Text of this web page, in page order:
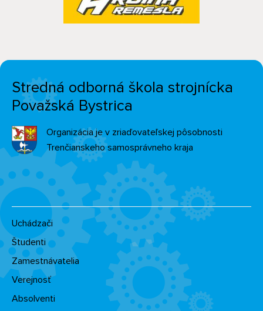
Stredná odborná škola strojnícka
Považská Bystrica
Organizácia je v zriaďovateľskej pôsobnosti
Trenčianskeho samosprávneho kraja
Uchádzači
Študenti
Zamestnávatelia
Verejnosť
Absolventi